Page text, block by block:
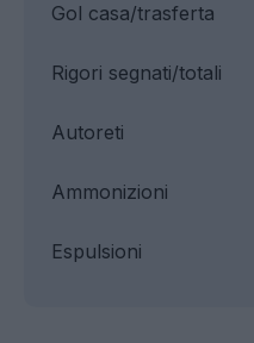
Gol casa/trasferta
Ammonizioni
Rigori segnati/totali
Espulsioni
Autoreti